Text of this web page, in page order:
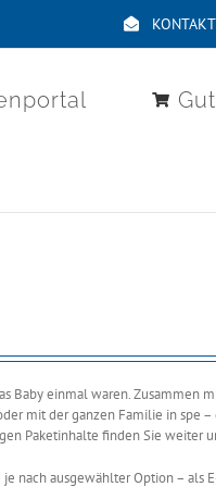
KONTAKT
Baby einmal waren. Zusammen
mit der ganzen Familie in spe –
Paketinhalte finden Sie weiter
nach ausgewählter Option – als